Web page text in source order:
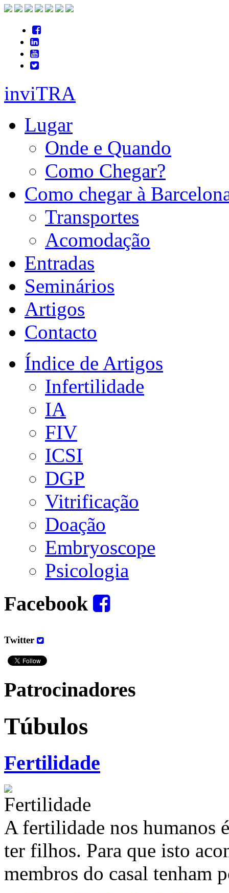
inviTRA
Lugar
Onde e Quando
Como Chegar?
Como chegar à
Transportes
Acomodação
Entradas
Seminários
Artigos
Contacto
Índice de Artigos
Infertilidade
IA
FIV
ICSI
DGP
Vitrificação
Doação
Embryoscope
Psicologia
Facebook
Twitter
Patrocinadores
Túbulos
Fertilidade
A fertilidade nos humanos
ter filhos. Para que isto
membros do casal tenham